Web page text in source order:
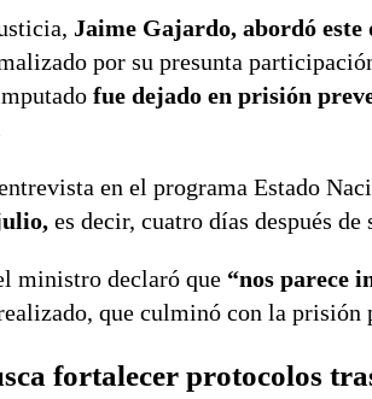
Jaime Gajardo, abordó
por su presunta
fue dejado en prisión
en el programa Estado
es decir, cuatro días después de
ministro declaró que “nos parece
que culminó con la prisión
fortalecer protocolos